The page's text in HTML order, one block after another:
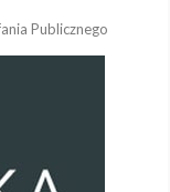
Publicznego